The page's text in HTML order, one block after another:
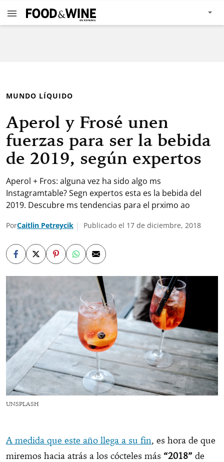
MUNDO LÍQUIDO
Aperol y Frosé unen
fuerzas para ser la bebida
de 2019, según expertos
Aperol + Fros: alguna vez ha sido algo ms
Instagramtable? Segn expertos esta es la bebida del
2019. Descubre ms tendencias para el prximo ao
PorCaitlin Petreycik Publicado el 17 de diciembre, 2018
UNSPLASH
A medida que este año llega a su fin, es hora de que
miremos hacia atrás a los cócteles más “2018” de